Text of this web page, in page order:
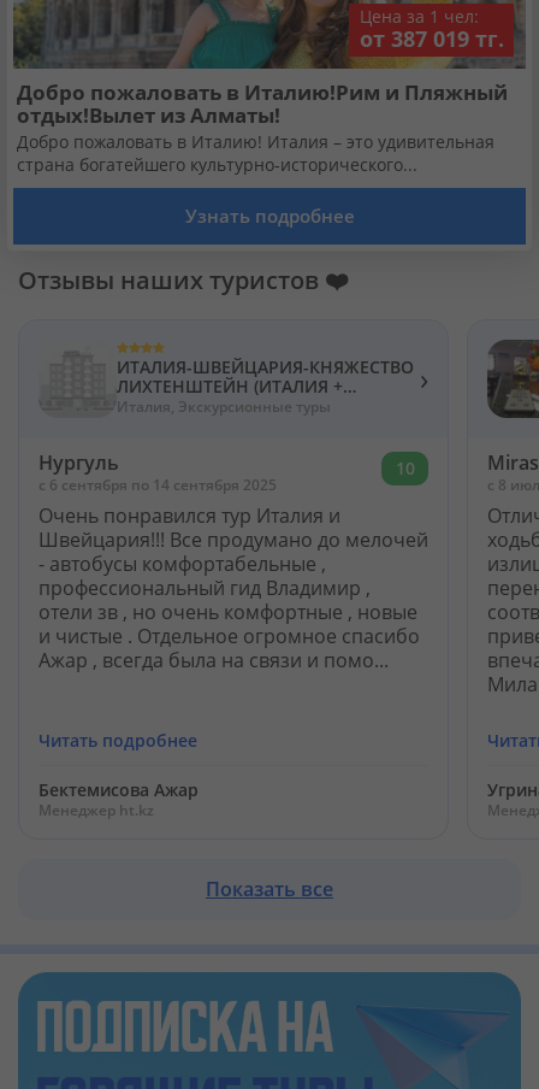
Цена за 1 чел:
от 387 019 тг.
Добро пожаловать в Италию!Рим и Пляжный
отдых!Вылет из Алматы!
Добро пожаловать в Италию! Италия – это удивительная
страна богатейшего культурно-исторического...
Узнать подробнее
Отзывы наших туристов ❤️
ИТАЛИЯ-ШВЕЙЦАРИЯ-КНЯЖЕСТВО
ЛИХТЕНШТЕЙН (ИТАЛИЯ +
ШВЕЙЦАРИЯ)
Италия, Экскурсионные туры
›
Нургуль
c 6 сентября по 14 сентября 2025
10
Очень понравился тур Италия и
Швейцария!!! Все продумано до мелочей
- автобусы комфортабельные ,
профессиональный гид Владимир ,
отели зв , но очень комфортные , новые
и чистые . Отдельное огромное спасибо
Ажар , всегда была на связи и помо...
Читать подробнее
Бектемисова Ажар
Менеджер ht.kz
Miras
c 8
Показать все